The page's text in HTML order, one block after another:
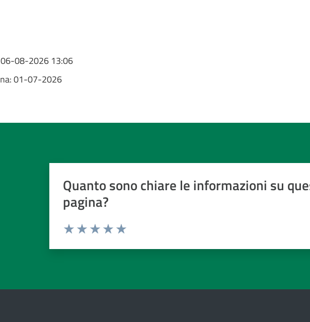
06-08-2026 13:06
01-07-2026
Quanto sono chiare le informazioni su
pagina?
Valuta da 1 a 5 stelle